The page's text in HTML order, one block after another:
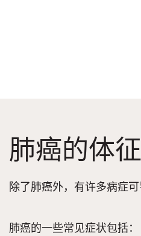
肺癌的体
除了肺癌外，有许多病症
肺癌的一些常见症状包括：